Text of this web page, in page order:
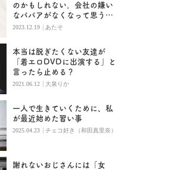
のかもしれない。会社の嫌い
なババアがなくなって思うこ
と
2023.12.19 | あたそ
本当は脱ぎたくない友達が
「着エロDVDに出演する」と
言ったら止める？
2021.06.12 | 大泉りか
一人で生きていくために、私
が最近始めた習い事
2025.04.23 | チェコ好き（和田真里奈）
謝れないおじさんには「女